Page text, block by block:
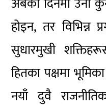
होइन, तर विभिन्न
सुधारमुखी
हितका पक्षमा
नयाँ दुवै